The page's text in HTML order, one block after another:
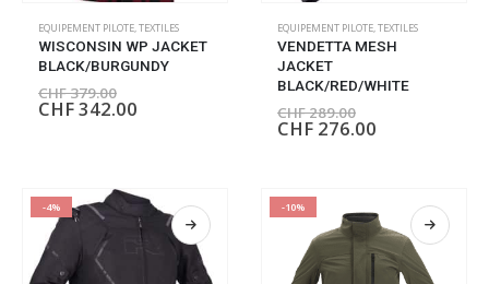
EQUIPEMENT PILOTE,TEXTILES
WISCONSIN WP JACKET
BLACK/BURGUNDY
CHF379.00
CHF342.00
EQUIPEMENT PILOTE,TEXTILES
VENDETTA MESH
JACKET
BLACK/RED/WHITE
CHF289.00
CHF 276.00
-4% -10%